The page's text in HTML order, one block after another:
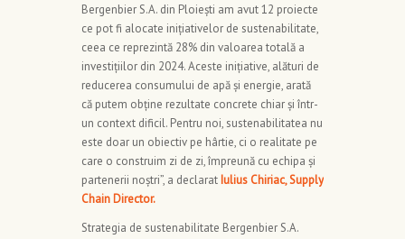
Bergenbier S.A. din Ploiești am avut 12 proiecte
ce pot fi alocate inițiativelor de sustenabilitate,
ceea ce reprezintă 28% din valoarea totală a
investițiilor din 2024. Aceste inițiative, alături de
reducerea consumului de apă și energie, arată
că putem obține rezultate concrete chiar și într-
un context dificil. Pentru noi, sustenabilitatea nu
este doar un obiectiv pe hârtie, ci o realitate pe
care o construim zi de zi, împreună cu echipa și
partenerii noștri”, a declarat Iulius Chiriac, Supply
Chain Director.
Strategia de sustenabilitate Bergenbier S.A.